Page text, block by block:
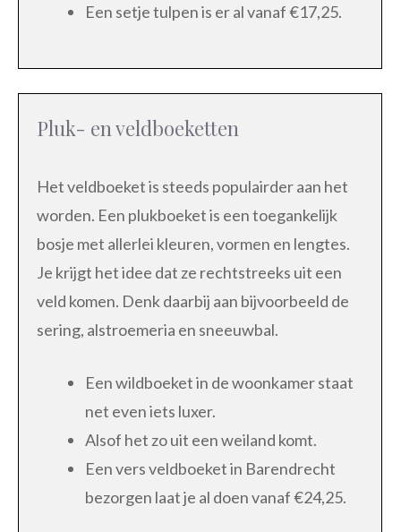
Een setje tulpen is er al vanaf €17,25.
Pluk- en veldboeketten
Het veldboeket is steeds populairder aan het
worden. Een plukboeket is een toegankelijk
bosje met allerlei kleuren, vormen en lengtes.
Je krijgt het idee dat ze rechtstreeks uit een
veld komen. Denk daarbij aan bijvoorbeeld de
sering, alstroemeria en sneeuwbal.
Een wildboeket in de woonkamer staat
net even iets luxer.
Alsof het zo uit een weiland komt.
Een vers veldboeket in Barendrecht
bezorgen laat je al doen vanaf €24,25.